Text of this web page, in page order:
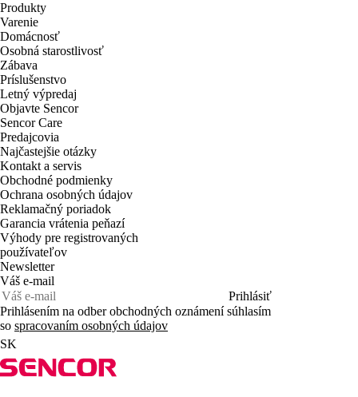
Produkty
Varenie
Domácnosť
Osobná starostlivosť
Zábava
Príslušenstvo
Letný výpredaj
Objavte Sencor
Sencor Care
Predajcovia
Najčastejšie otázky
Kontakt a servis
Obchodné podmienky
Ochrana osobných údajov
Reklamačný poriadok
Garancia vrátenia peňazí
Výhody pre registrovaných
používateľov
Newsletter
Váš e-mail
Prihlásiť
Prihlásením na odber obchodných oznámení súhlasím
so spracovaním osobných údajov
SK